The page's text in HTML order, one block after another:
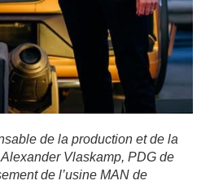
de la production et de la
Vlaskamp, PDG de
de l’usine MAN de